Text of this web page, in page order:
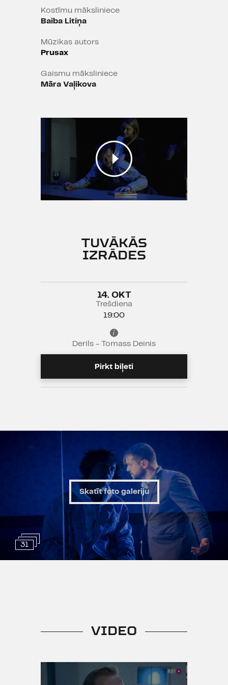
Izrāde iekļauta Latvijas valsts
simtgades programmas "Latvijas
Izrādē tiek lietota necenzēta
Kostīmu māksliniece
Baiba Litiņa
Mūzikas autors
Prusax
Gaismu māksliniece
Māra Vaļikova
TUVĀKĀS
IZRĀDES
14. OKT
Trešdiena
19:00
Derils - Tomass Deinis
Pirkt biļeti
31
Skatīt foto galeriju
VIDEO